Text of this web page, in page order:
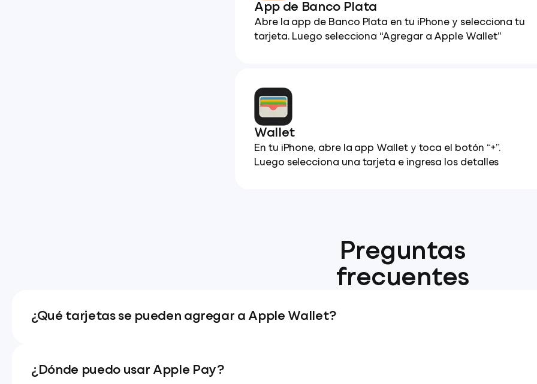
App de Banco Plata
Abre la app de Banco Plata en tu iPhone y selecciona tu
tarjeta. Luego selecciona “Agregar a Apple Wallet”
Wallet
En tu iPhone, abre la app Wallet y toca el botón “+”.
Luego selecciona una tarjeta e ingresa los detalles
Preguntas
frecuentes
¿Qué tarjetas se pueden agregar a Apple Wallet?
¿Dónde puedo usar Apple Pay?